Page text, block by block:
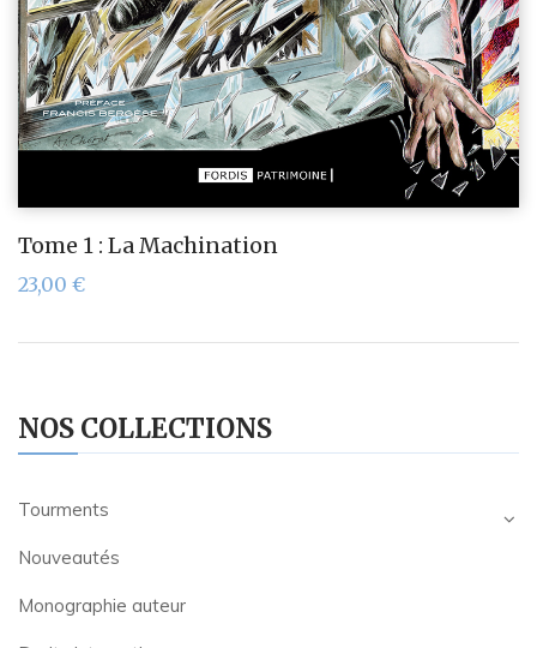
NOS COLLECTIONS
Tourments
Nouveautés
Monographie auteur
Tome 1 : La Machination
23,00 €